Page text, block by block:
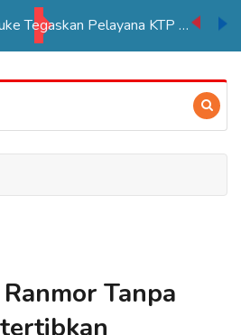
Kadisdukcapil Merauke Tegaskan Pelayana KTP Sesuai SOP
Tanpa